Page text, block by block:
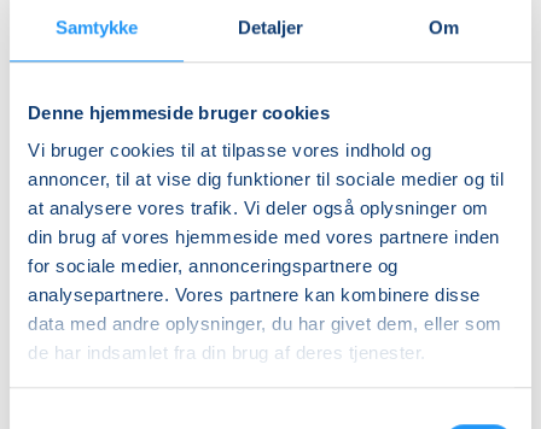
Samtykke Detaljer Om
Denne hjemmeside bruger cookies
Vi bruger cookies til at tilpasse vores indhold og
annoncer, til at vise dig funktioner til sociale medier og til
at analysere vores trafik. Vi deler også oplysninger om
din brug af vores hjemmeside med vores partnere inden
for sociale medier, annonceringspartnere og
analysepartnere. Vores partnere kan kombinere disse
data med andre oplysninger, du har givet dem, eller som
de har indsamlet fra din brug af deres tjenester.
Hjertesvømning
Få pladser
man. 17.08.2026, 17.15
Vejle
Karin Fogtmann
Yoga
&
Klangmeditation
-
Mølholmbadet
onsdage
Venteliste
ons. 19.08.2026, 09.00
Vejle
Karin Fogtmann